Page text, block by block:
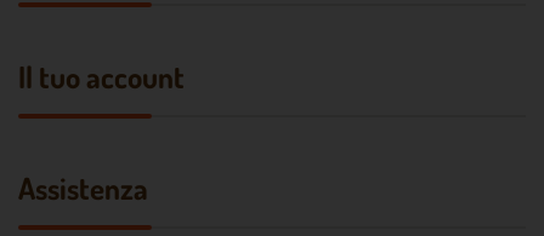
Il tuo account
Assistenza